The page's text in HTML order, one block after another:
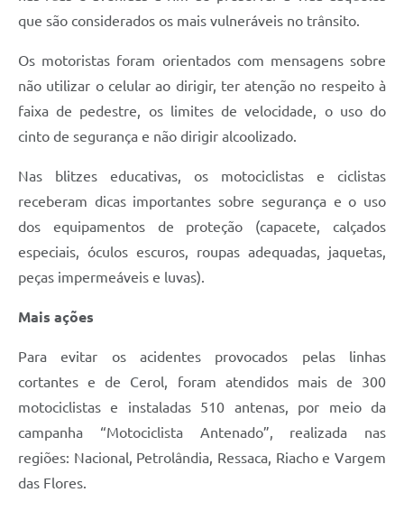
que são considerados os mais vulneráveis no trânsito.
Os motoristas foram orientados com mensagens sobre
não utilizar o celular ao dirigir, ter atenção no respeito à
faixa de pedestre, os limites de velocidade, o uso do
cinto de segurança e não dirigir alcoolizado.
Nas blitzes educativas, os motociclistas e ciclistas
receberam dicas importantes sobre segurança e o uso
dos equipamentos de proteção (capacete, calçados
especiais, óculos escuros, roupas adequadas, jaquetas,
peças impermeáveis e luvas).
Mais ações
Para evitar os acidentes provocados pelas linhas
cortantes e de Cerol, foram atendidos mais de 300
motociclistas e instaladas 510 antenas, por meio da
campanha “Motociclista Antenado”, realizada nas
regiões: Nacional, Petrolândia, Ressaca, Riacho e Vargem
das Flores.